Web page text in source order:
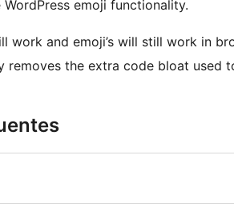
emoji functionality.
work and emoji’s will still work in
removes the extra code bloat used